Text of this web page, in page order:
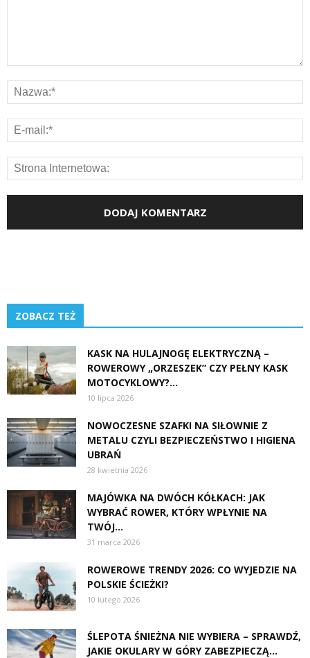
ZOBACZ TEŻ
KASK NA HULAJNOGĘ ELEKTRYCZNĄ –
ROWEROWY „ORZESZEK” CZY PEŁNY KASK
MOTOCYKLOWY?...
10 lipca 2026
NOWOCZESNE SZAFKI NA SIŁOWNIE Z
METALU CZYLI BEZPIECZEŃSTWO I HIGIENA
UBRAŃ
28 kwietnia 2026
MAJÓWKA NA DWÓCH KÓŁKACH: JAK
WYBRAĆ ROWER, KTÓRY WPŁYNIE NA
TWÓJ...
31 marca 2026
ROWEROWE TRENDY 2026: CO WYJEDZIE NA
POLSKIE ŚCIEŻKI?
10 lutego 2026
ŚLEPOTA ŚNIEŻNA NIE WYBIERA – SPRAWDŹ,
JAKIE OKULARY W GÓRY ZABEZPIECZĄ...